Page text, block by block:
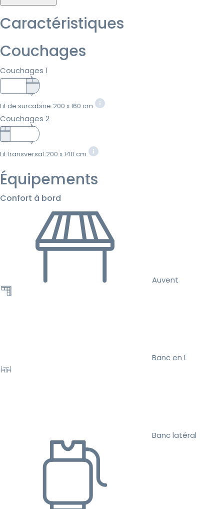
Caractéristiques
Couchages
Couchages 1
Lit de surcabine 200 x 160 cm
Couchages 2
Lit transversal 200 x 140 cm
Équipements
Confort à bord
Auvent
Banc en L
Banc latéral